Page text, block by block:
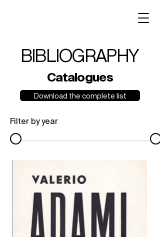
BIBLIOGRAPHY
Catalogues
Download the complete list
Filter by year